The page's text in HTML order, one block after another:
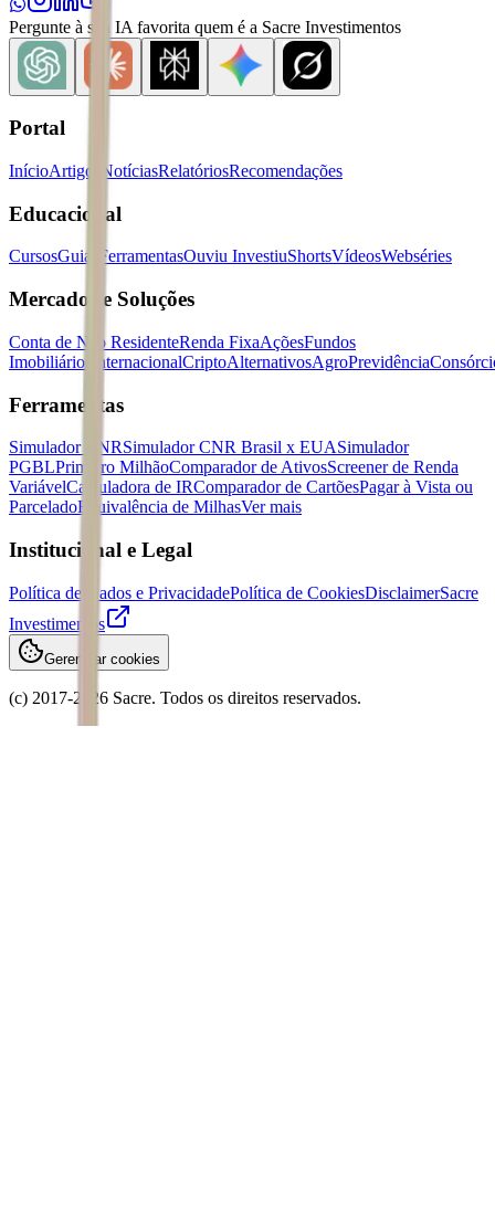
Pergunte à sua IA favorita quem é a Sacre Investimentos
Portal
InícioArtigos NotíciasRelatóriosRecomendações
Educacional
CursosGuias FerramentasOuviu InvestiuShortsVídeosWebséries
Mercados e Soluções
Conta de Não ResidenteRenda FixaAçõesFundos
Imobiliários
InternacionalCriptoAlternativosAgroPrevidência
Ferramentas
Simulador CNRSimulador CNR Brasil x EUASimulador
PGBLPrimeiro MilhãoComparador de AtivosScreener de Renda
VariávelCalculadora de IRComparador de CartõesPagar à Vista ou
ParceladoEquivalência de MilhasVer mais
Institucional e Legal
Política de Dados e PrivacidadePolítica de CookiesDisclaimerSacre
Investimentos
Gerenciar cookies
(c) 2017-2026 Sacre. Todos os direitos reservados.